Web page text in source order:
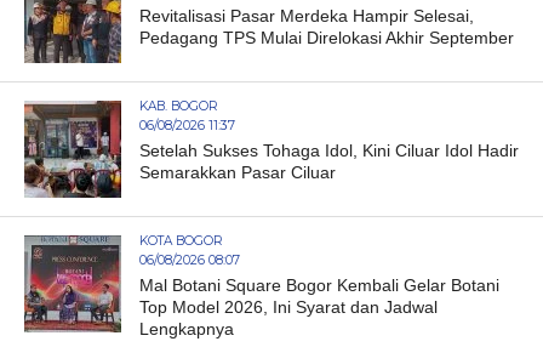
Revitalisasi Pasar Merdeka Hampir Selesai,
Pedagang TPS Mulai Direlokasi Akhir September
KAB. BOGOR
06/08/2026 11:37
Setelah Sukses Tohaga Idol, Kini Ciluar Idol Hadir
Semarakkan Pasar Ciluar
KOTA BOGOR
06/08/2026 08:07
Mal Botani Square Bogor Kembali Gelar Botani
Top Model 2026, Ini Syarat dan Jadwal
Lengkapnya